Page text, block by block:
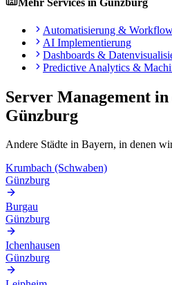
Mehr Services in Günzburg
Automatisierung &
AI Implementierung
Dashboards &
Predictive Analytics &
Server Management in
Günzburg
Andere Städte in Bayern, in denen
Krumbach (Schwaben)
Günzburg
Burgau
Günzburg
Ichenhausen
Günzburg